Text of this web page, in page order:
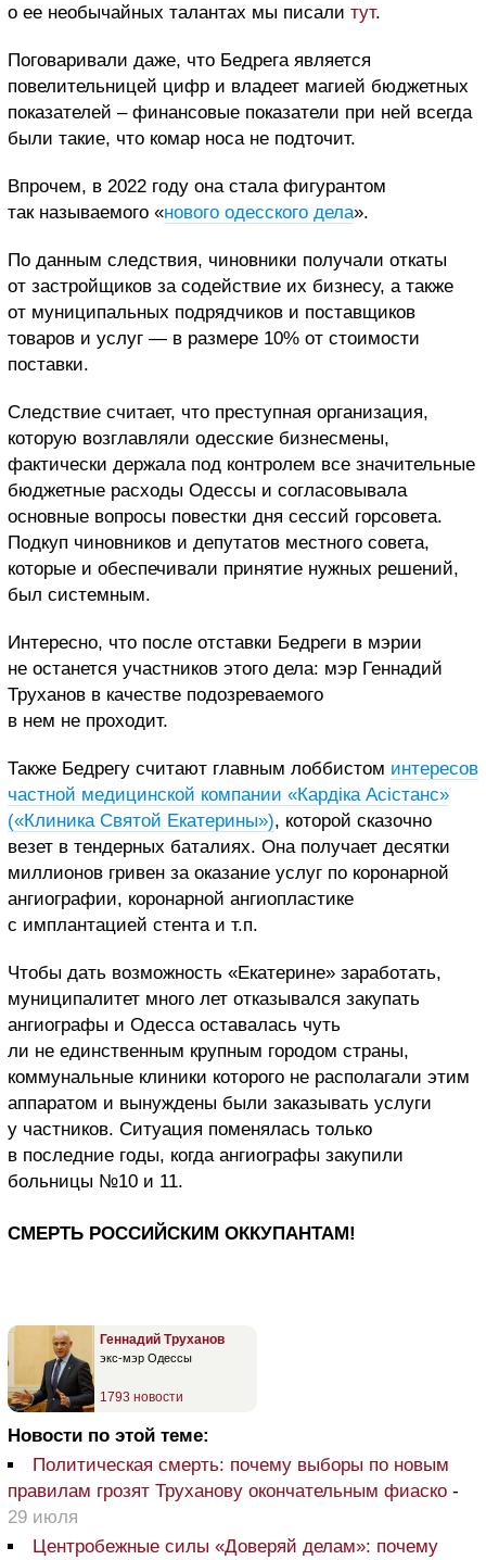
о ее необычайных талантах мы писали тут.
Поговаривали даже, что Бедрега является
повелительницей цифр и владеет магией бюджетных
показателей – финансовые показатели при ней всегда
были такие, что комар носа не подточит.
Впрочем, в 2022 году она стала фигурантом
так называемого «нового одесского дела».
По данным следствия, чиновники получали откаты
от застройщиков за содействие их бизнесу, а также
от муниципальных подрядчиков и поставщиков
товаров и услуг — в размере 10% от стоимости
поставки.
Следствие считает, что преступная организация,
которую возглавляли одесские бизнесмены,
фактически держала под контролем все значительные
бюджетные расходы Одессы и согласовывала
основные вопросы повестки дня сессий горсовета.
Подкуп чиновников и депутатов местного совета,
которые и обеспечивали принятие нужных решений,
был системным.
Интересно, что после отставки Бедреги в мэрии
не останется участников этого дела: мэр Геннадий
Труханов в качестве подозреваемого
в нем не проходит.
Также Бедрегу считают главным лоббистом интересов
частной медицинской компании «Кардіка Асістанс»
(«Клиника Святой Екатерины»), которой сказочно
везет в тендерных баталиях. Она получает десятки
миллионов гривен за оказание услуг по коронарной
ангиографии, коронарной ангиопластике
с имплантацией стента и т.п.
Чтобы дать возможность «Екатерине» заработать,
муниципалитет много лет отказывался закупать
ангиографы и Одесса оставалась чуть
ли не единственным крупным городом страны,
коммунальные клиники которого не располагали этим
аппаратом и вынуждены были заказывать услуги
у частников. Ситуация поменялась только
в последние годы, когда ангиографы закупили
больницы №10 и 11.
СМЕРТЬ РОССИЙСКИМ ОККУПАНТАМ!
Геннадий Труханов
экс-мэр Одессы
1793 новости
Новости по этой теме:
Политическая смерть: почему выборы по новым
правилам грозят Труханову окончательным фиаско -
29 июля
Центробежные силы «Доверяй делам»: почему